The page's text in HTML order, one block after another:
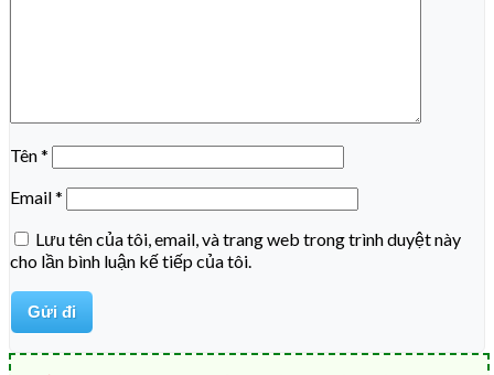
Tên*
Email*
Lưu tên của tôi, email, và trang web trong trình duyệt này
cho lần bình luận kế tiếp của tôi.